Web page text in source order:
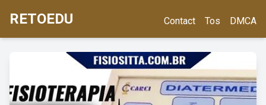
RETOEDU Contact Tos DMCA